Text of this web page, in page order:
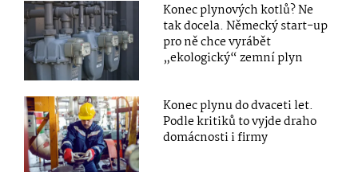
Konec plynových kotlů? Ne
tak docela. Německý start-up
pro ně chce vyrábět
„ekologický“ zemní plyn
Konec plynu do dvaceti let.
Podle kritiků to vyjde draho
domácnosti i firmy